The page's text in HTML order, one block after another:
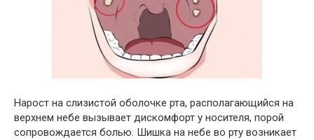
Нарост на слизистой оболочке рта, располагающийся на
верхнем небе вызывает дискомфорт у носителя, порой
сопровождается болью. Шишка на небе во рту возникает